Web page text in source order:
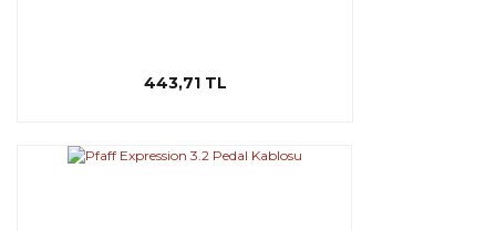
443,71 TL